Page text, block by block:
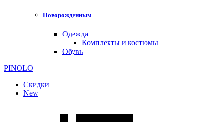
Новорожденным
Одежда
Комплекты и костюмы
Обувь
PINOLO
Скидки
New